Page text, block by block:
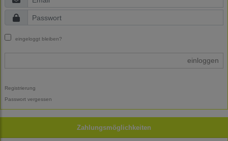
eingeloggt bleiben?
einloggen
Registrierung
Passwort vergessen
Zahlungsmöglichkeiten